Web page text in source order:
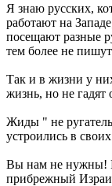
Я знаю русских,
работают на
посещают разные
тем более не
Так и в жизни у
жизнь, но не гадят
Жиды " не
устроились в
Вы нам не нужны!
прибрежный